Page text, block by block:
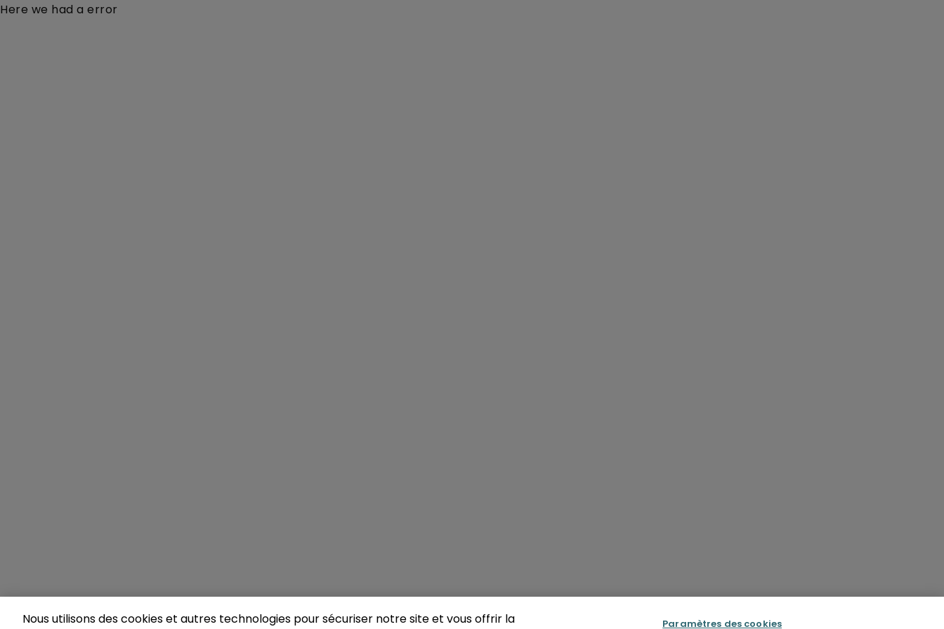
Here we had a error
Nous utilisons des cookies et autres technologies pour sécuriser notre site et vous offrir la
Paramètres des cookies